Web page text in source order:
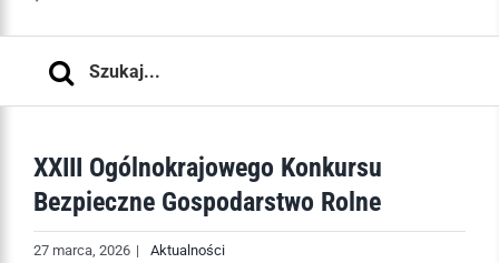
XXIII Ogólnokrajowego Konkursu
Bezpieczne Gospodarstwo Rolne
27 marca, 2026 | Aktualności